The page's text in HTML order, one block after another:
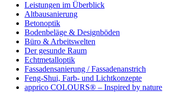
Leistungen im Überblick
Altbausanierung
Betonoptik
Bodenbeläge & Designböden
Büro & Arbeitswelten
Der gesunde Raum
Echtmetalloptik
Fassadensanierung / Fassadenanstrich
Feng-Shui, Farb- und Lichtkonzepte
apprico COLOURS® – Inspired by nature